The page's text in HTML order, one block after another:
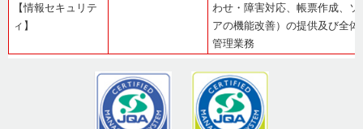
【情報セキュリテ
ィ】
わせ・障害対応、帳票作成、ソ
アの機能改善）の提供及び全体
管理業務